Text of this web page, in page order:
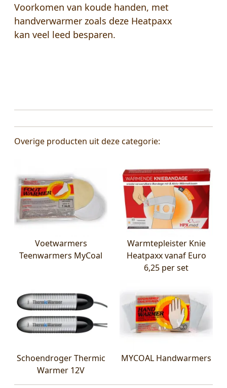
Voorkomen van koude handen, met
handverwarmer zoals deze Heatpaxx
kan veel leed besparen.
Overige producten uit deze categorie:
Voetwarmers
Teenwarmers MyCoal
Warmtepleister Knie
Heatpaxx vanaf Euro
6,25 per set
Schoendroger Thermic
Warmer 12V
MYCOAL Handwarmers